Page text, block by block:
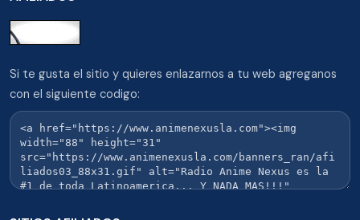
Si te gusta el sitio y quieres enlazarnos a tu web agreganos
con el siguiente codigo: